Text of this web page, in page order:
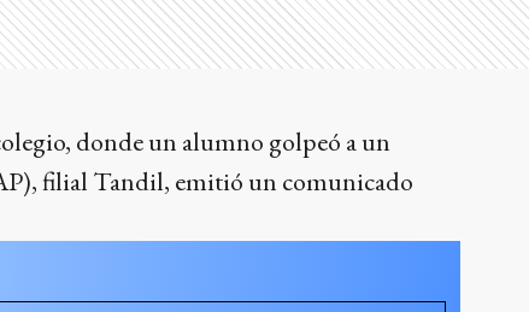
donde un alumno golpeó a un
filial Tandil, emitió un comunicado